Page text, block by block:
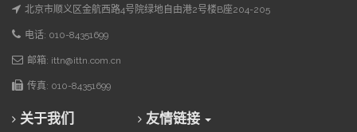
北京市顺义区金航西路4号院绿地自由港2号楼B座204-205
电话: 010-84351699
邮箱: ittn@ittn.com.cn
传真: 010-84351699
关于我们 友情链接